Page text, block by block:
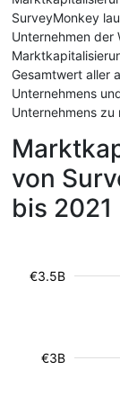
SurveyMonkey
Unternehmen der
Gesamtwert aller
Unternehmens
Unternehmens zu
von
bis 2021
€3B
€3.5B